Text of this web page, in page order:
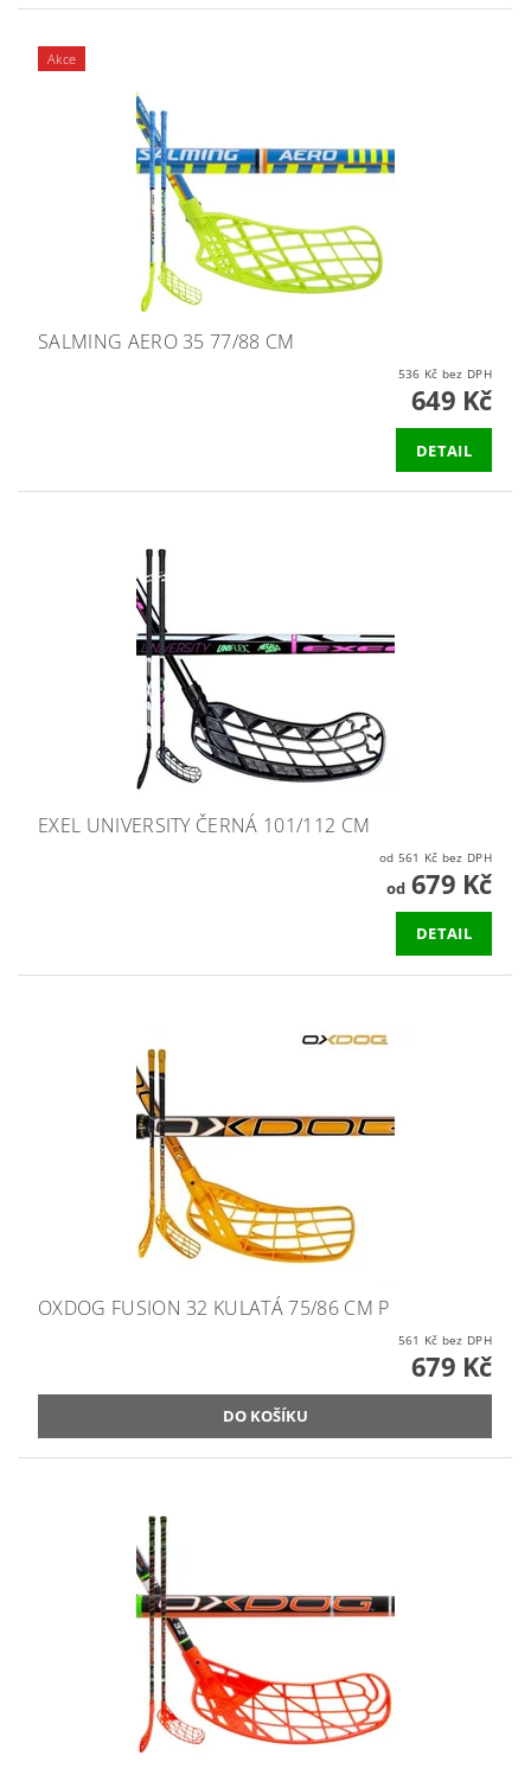
Akce
SALMING AERO 35 77/88 CM
536 Kč bez DPH
649 Kč
DETAIL
EXEL UNIVERSITY ČERNÁ 101/112 CM
od 561 Kč bez DPH
od679 Kč
DETAIL
OXDOG FUSION 32 KULATÁ 75/86 CM P
561 Kč bez DPH
679 Kč